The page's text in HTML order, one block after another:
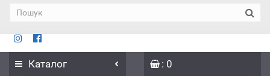
Каталог : 0